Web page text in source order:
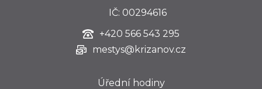
IČ: 00294616
+420 566 543 295
mestys@krizanov.cz
Úřední hodiny